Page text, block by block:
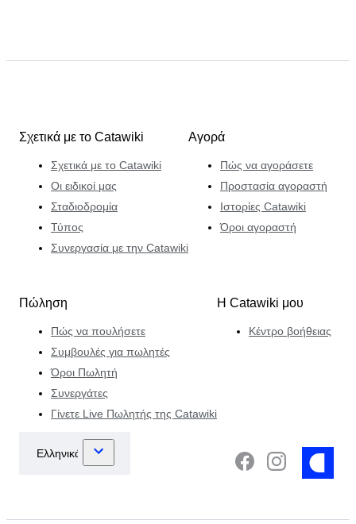
Σχετικά με το Catawiki
Σχετικά με το Catawiki
Οι ειδικοί μας
Σταδιοδρομία
Τύπος
Συνεργασία με την Catawiki
Αγορά
Πώς να αγοράσετε
Προστασία αγοραστή
Ιστορίες Catawiki
Όροι αγοραστή
Πώληση
Πώς να πουλήσετε
Συμβουλές για πωλητές
Όροι Πωλητή
Συνεργάτες
Γίνετε Live Πωλητής της Catawiki
Η Catawiki μου
Κέντρο βοήθειας